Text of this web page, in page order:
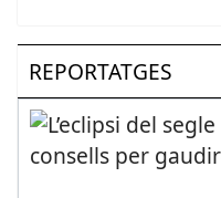
REPORTATGES